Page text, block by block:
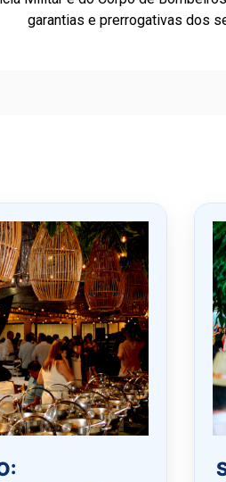
garantias e prerrogativas dos